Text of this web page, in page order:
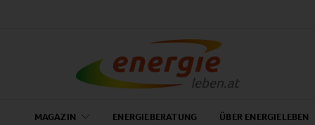
MAGAZIN ENERGIEBERATUNG ÜBER ENERGIELEBEN